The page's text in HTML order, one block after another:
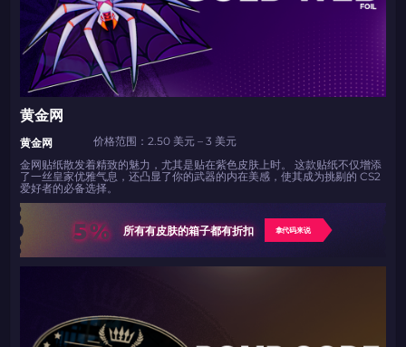
黄金网
黄金网
价格范围：2.50 美元 – 3 美元
金网贴纸散发着精致的魅力，尤其是贴在紫色皮肤上时。 这款贴纸不仅增添
了一丝皇家优雅气息，还凸显了你的武器的内在美感，使其成为挑剔的 CS2
爱好者的必备选择。
5% 所有有皮肤的箱子都有折扣 拿代码来说